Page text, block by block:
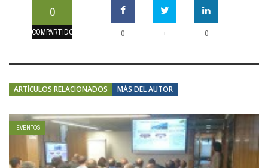
0
COMPARTIDOS 0 + 0
ARTÍCULOS RELACIONADOS MÁS DEL AUTOR
EVENTOS